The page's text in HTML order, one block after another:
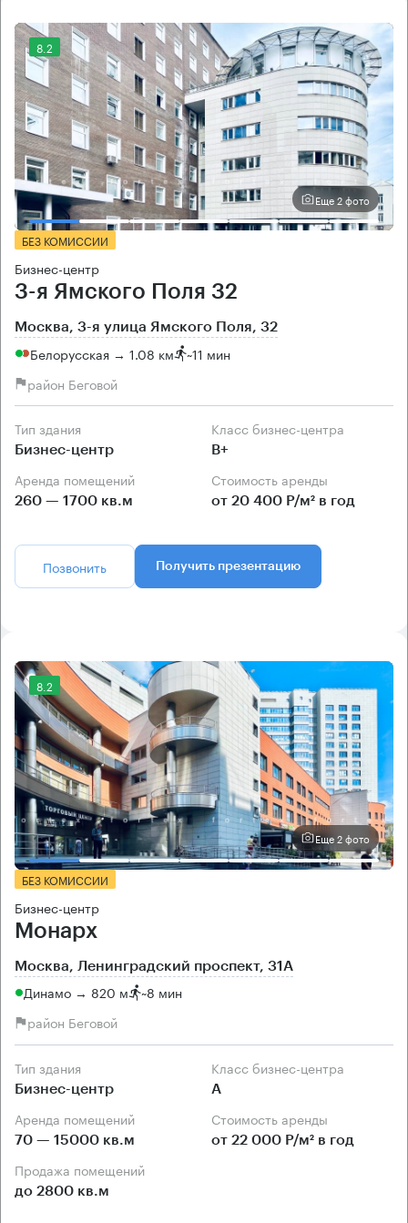
8.2
Еще 2 фото
БЕЗ КОМИССИИ
Бизнес-центр
3-я Ямского Поля 32
Москва, 3-я улица Ямского Поля, 32
Белорусская → 1.08 км ~11 мин
район Беговой
Тип здания
Бизнес-центр
Класс бизнес-центра
B+
Аренда помещений
260 — 1700 кв.м
Стоимость аренды
от 20 400 Р/м² в год
Позвонить Получить презентацию
8.2
Еще 2 фото
БЕЗ КОМИССИИ
Бизнес-центр
Монарх
Москва, Ленинградский проспект, 31А
Динамо → 820 м ~8 мин
район Беговой
Тип здания
Бизнес-центр
Класс бизнес-центра
А
Аренда помещений
70 — 15000 кв.м
Стоимость аренды
от 22 000 Р/м² в год
Продажа помещений
до 2800 кв.м